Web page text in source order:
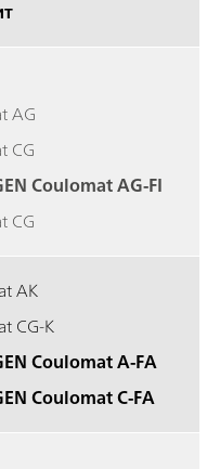
AG
CG
Coulomat AG-FI
CG
AK
CG-K
Coulomat A-FA
Coulomat C-FA